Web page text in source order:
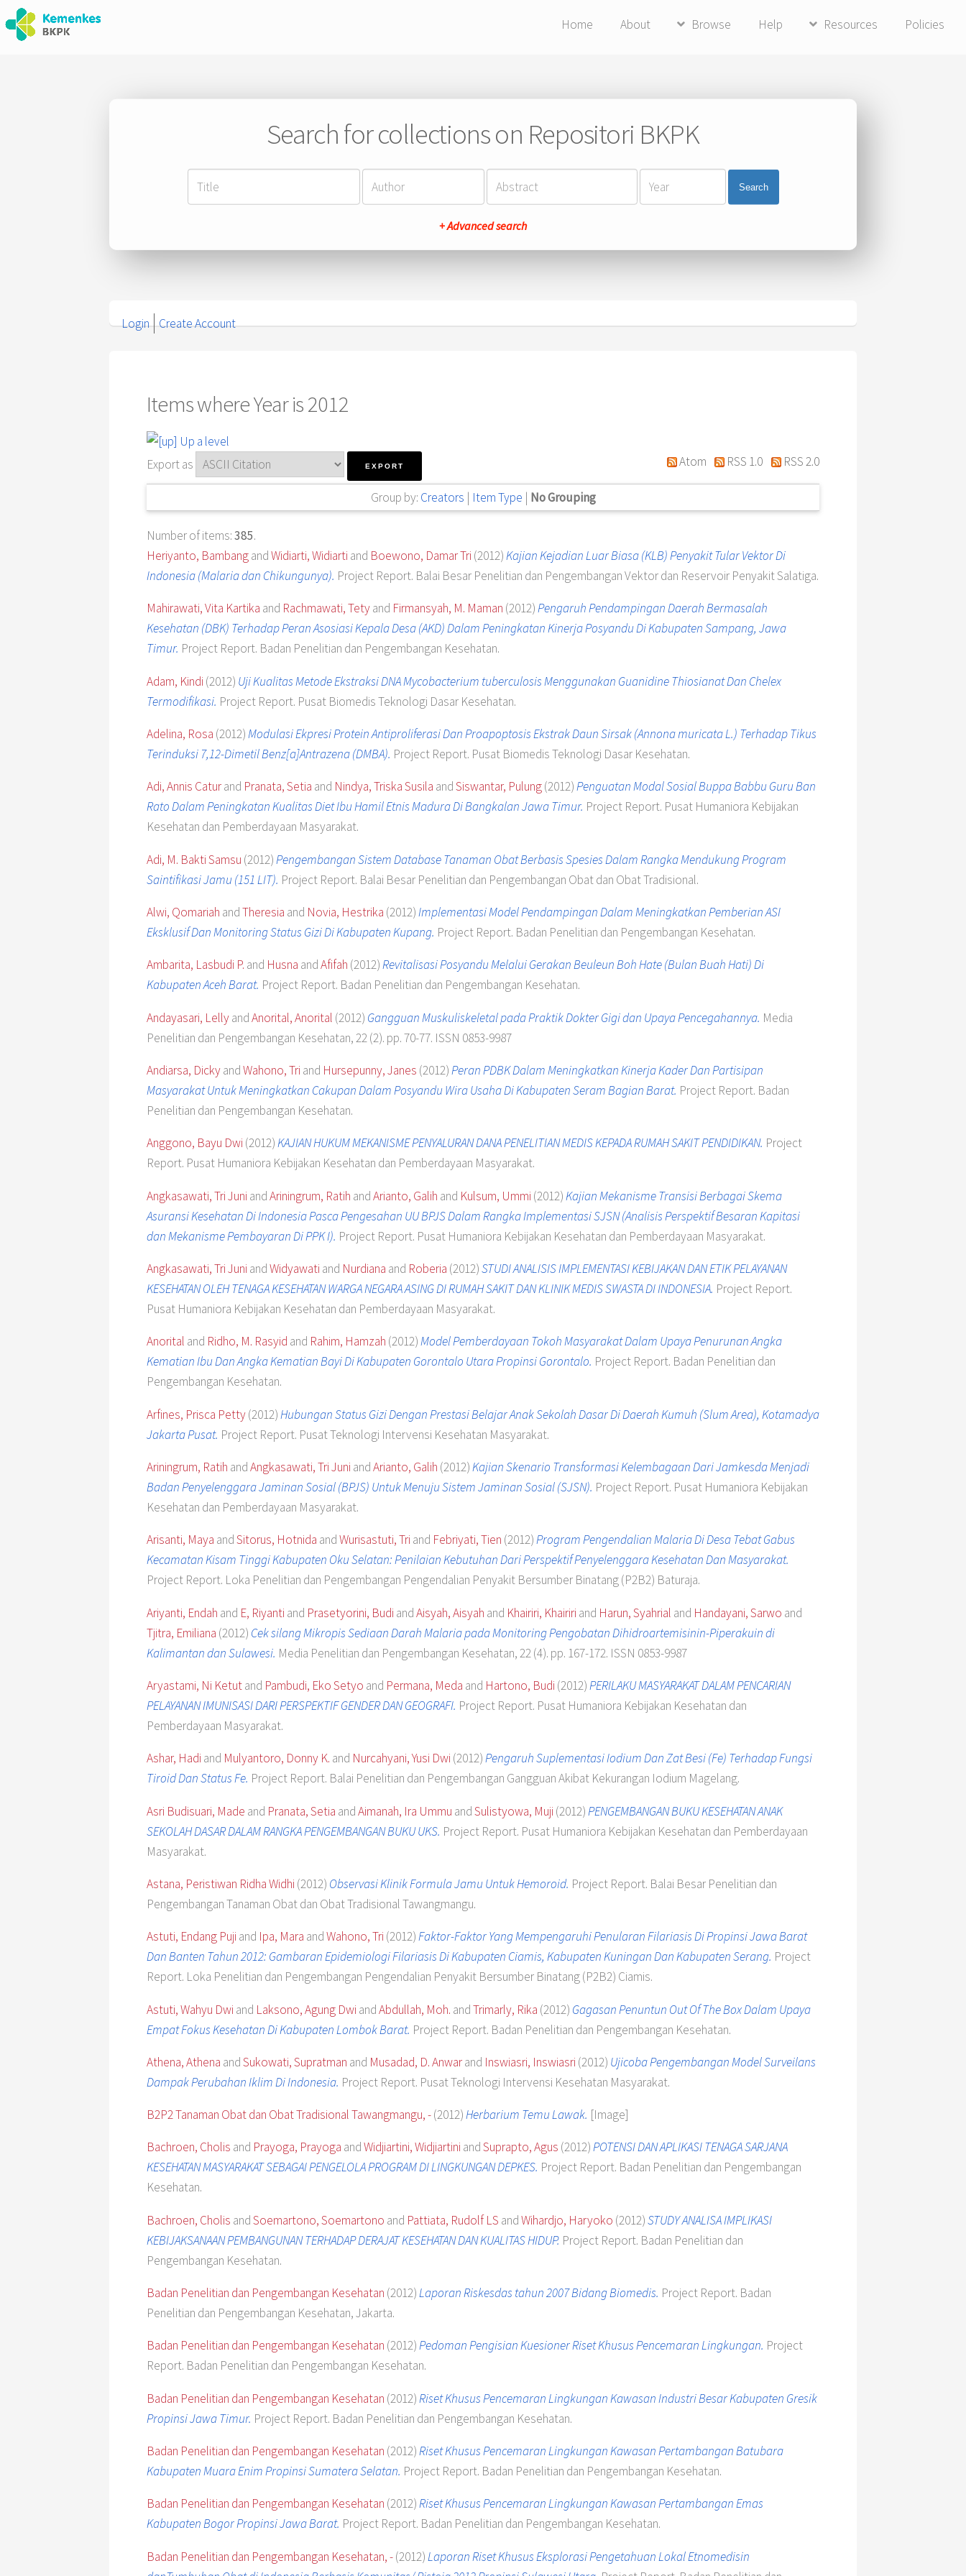
Home About Browse Help Resources Policies
Search for collections on Repositori BKPK
Search
+ Advanced search
Login Create Account
Items where Year is 2012
Up a level
Export as
Atom RSS 1.0 RSS 2.0
Group by: Creators | Item Type | No Grouping
Number of items:385.
Heriyanto, BambangandWidiarti, Widiarti and Boewono, Damar Tri (2012)Kajian Kejadian Luar Biasa (KLB) Penyakit Tular Vektor Di
Indonesia (Malaria dan Chikungunya). Project Report. Balai Besar Penelitian dan Pengembangan Vektor dan Reservoir Penyakit Salatiga.
Mahirawati, Vita Kartika and Rachmawati, Tetyand Firmansyah, M. Maman (2012)Pengaruh Pendampingan Daerah Bermasalah
Kesehatan (DBK) Terhadap Peran Asosiasi Kepala Desa (AKD) Dalam Peningkatan Kinerja Posyandu Di Kabupaten Sampang, Jawa
Timur. Project Report. Badan Penelitian dan Pengembangan Kesehatan.
Adam, Kindi (2012) Uji Kualitas Metode Ekstraksi DNA Mycobacterium tuberculosis Menggunakan Guanidine Thiosianat Dan Chelex
Termodifikasi. Project Report. Pusat Biomedis Teknologi Dasar Kesehatan.
Adelina, Rosa (2012)Modulasi Ekpresi Protein Antiproliferasi Dan Proapoptosis Ekstrak Daun Sirsak (Annona muricata L.) Terhadap Tikus
Terinduksi 7,12-Dimetil Benz[a]Antrazena (DMBA). Project Report. Pusat Biomedis Teknologi Dasar Kesehatan.
Adi, Annis Caturand Pranata, Setia and Nindya, Triska Susila andSiswantar, Pulung(2012)Penguatan Modal Sosial Buppa Babbu Guru Ban
Rato Dalam Peningkatan Kualitas Diet Ibu Hamil Etnis Madura Di Bangkalan Jawa Timur. Project Report. Pusat Humaniora Kebijakan
Kesehatan dan Pemberdayaan Masyarakat.
Adi, M. Bakti Samsu (2012)Pengembangan Sistem Database Tanaman Obat Berbasis Spesies Dalam Rangka Mendukung Program
Saintifikasi Jamu (151 LIT). Project Report. Balai Besar Penelitian dan Pengembangan Obat dan Obat Tradisional.
Alwi, Qomariah andTheresia and Novia, Hestrika (2012)Implementasi Model Pendampingan Dalam Meningkatkan Pemberian ASI
Eksklusif Dan Monitoring Status Gizi Di Kabupaten Kupang. Project Report. Badan Penelitian dan Pengembangan Kesehatan.
Ambarita, Lasbudi P. and Husna andAfifah (2012)Revitalisasi Posyandu Melalui Gerakan Beuleun Boh Hate (Bulan Buah Hati) Di
Kabupaten Aceh Barat. Project Report. Badan Penelitian dan Pengembangan Kesehatan.
Andayasari, LellyandAnorital, Anorital (2012) Gangguan Muskuliskeletal pada Praktik Dokter Gigi dan Upaya Pencegahannya. Media
Penelitian dan Pengembangan Kesehatan, 22 (2). pp. 70-77. ISSN 0853-9987
Andiarsa, DickyandWahono, Tri and Hursepunny, Janes (2012)Peran PDBK Dalam Meningkatkan Kinerja Kader Dan Partisipan
Masyarakat Untuk Meningkatkan Cakupan Dalam Posyandu Wira Usaha Di Kabupaten Seram Bagian Barat. Project Report. Badan
Penelitian dan Pengembangan Kesehatan.
Anggono, Bayu Dwi (2012)KAJIAN HUKUM MEKANISME PENYALURAN DANA PENELITIAN MEDIS KEPADA RUMAH SAKIT PENDIDIKAN. Project
Report. Pusat Humaniora Kebijakan Kesehatan dan Pemberdayaan Masyarakat.
Angkasawati, Tri Juni andAriningrum, Ratih andArianto, Galih and Kulsum, Ummi (2012)Kajian Mekanisme Transisi Berbagai Skema
Asuransi Kesehatan Di Indonesia Pasca Pengesahan UU BPJS Dalam Rangka Implementasi SJSN (Analisis Perspektif Besaran Kapitasi
dan Mekanisme Pembayaran Di PPK I). Project Report. Pusat Humaniora Kebijakan Kesehatan dan Pemberdayaan Masyarakat.
Angkasawati, Tri Juni andWidyawati and Nurdiana and Roberia (2012)STUDI ANALISIS IMPLEMENTASI KEBIJAKAN DAN ETIK PELAYANAN
KESEHATAN OLEH TENAGA KESEHATAN WARGA NEGARA ASING DI RUMAH SAKIT DAN KLINIK MEDIS SWASTA DI INDONESIA. Project Report.
Pusat Humaniora Kebijakan Kesehatan dan Pemberdayaan Masyarakat.
Anorital and Ridho, M. Rasyid and Rahim, Hamzah (2012)Model Pemberdayaan Tokoh Masyarakat Dalam Upaya Penurunan Angka
Kematian Ibu Dan Angka Kematian Bayi Di Kabupaten Gorontalo Utara Propinsi Gorontalo. Project Report. Badan Penelitian dan
Pengembangan Kesehatan.
Arfines, Prisca Petty(2012)Hubungan Status Gizi Dengan Prestasi Belajar Anak Sekolah Dasar Di Daerah Kumuh (Slum Area), Kotamadya
Jakarta Pusat. Project Report. Pusat Teknologi Intervensi Kesehatan Masyarakat.
Ariningrum, Ratih andAngkasawati, Tri Juni andArianto, Galih (2012)Kajian Skenario Transformasi Kelembagaan Dari Jamkesda Menjadi
Badan Penyelenggara Jaminan Sosial (BPJS) Untuk Menuju Sistem Jaminan Sosial (SJSN). Project Report. Pusat Humaniora Kebijakan
Kesehatan dan Pemberdayaan Masyarakat.
Arisanti, Maya andSitorus, Hotnida andWurisastuti, Tri and Febriyati, Tien (2012)Program Pengendalian Malaria Di Desa Tebat Gabus
Kecamatan Kisam Tinggi Kabupaten Oku Selatan: Penilaian Kebutuhan Dari Perspektif Penyelenggara Kesehatan Dan Masyarakat.
Project Report. Loka Penelitian dan Pengembangan Pengendalian Penyakit Bersumber Binatang (P2B2) Baturaja.
Ariyanti, Endah and E, Riyanti and Prasetyorini, Budi andAisyah, Aisyah and Khairiri, Khairiri and Harun, Syahrial and Handayani, Sarwo and
Tjitra, Emiliana (2012) Cek silang Mikropis Sediaan Darah Malaria pada Monitoring Pengobatan Dihidroartemisinin-Piperakuin di
Kalimantan dan Sulawesi. Media Penelitian dan Pengembangan Kesehatan, 22 (4). pp. 167-172. ISSN 0853-9987
Aryastami, Ni Ketutand Pambudi, Eko Setyo and Permana, Meda and Hartono, Budi (2012)PERILAKU MASYARAKAT DALAM PENCARIAN
PELAYANAN IMUNISASI DARI PERSPEKTIF GENDER DAN GEOGRAFI. Project Report. Pusat Humaniora Kebijakan Kesehatan dan
Pemberdayaan Masyarakat.
Ashar, Hadi and Mulyantoro, Donny K. and Nurcahyani, Yusi Dwi (2012)Pengaruh Suplementasi Iodium Dan Zat Besi (Fe) Terhadap Fungsi
Tiroid Dan Status Fe. Project Report. Balai Penelitian dan Pengembangan Gangguan Akibat Kekurangan Iodium Magelang.
Asri Budisuari, Made and Pranata, Setia andAimanah, Ira Ummu andSulistyowa, Muji (2012)PENGEMBANGAN BUKU KESEHATAN ANAK
SEKOLAH DASAR DALAM RANGKA PENGEMBANGAN BUKU UKS. Project Report. Pusat Humaniora Kebijakan Kesehatan dan Pemberdayaan
Masyarakat.
Astana, Peristiwan Ridha Widhi (2012) Observasi Klinik Formula Jamu Untuk Hemoroid. Project Report. Balai Besar Penelitian dan
Pengembangan Tanaman Obat dan Obat Tradisional Tawangmangu.
Astuti, Endang Puji and Ipa, Mara andWahono, Tri (2012)Faktor-Faktor Yang Mempengaruhi Penularan Filariasis Di Propinsi Jawa Barat
Dan Banten Tahun 2012: Gambaran Epidemiologi Filariasis Di Kabupaten Ciamis, Kabupaten Kuningan Dan Kabupaten Serang. Project
Report. Loka Penelitian dan Pengembangan Pengendalian Penyakit Bersumber Binatang (P2B2) Ciamis.
Astuti, Wahyu Dwi and Laksono, Agung Dwi andAbdullah, Moh. andTrimarly, Rika (2012) Gagasan Penuntun Out Of The Box Dalam Upaya
Empat Fokus Kesehatan Di Kabupaten Lombok Barat. Project Report. Badan Penelitian dan Pengembangan Kesehatan.
Athena, Athena andSukowati, Supratman and Musadad, D. Anwarand Inswiasri, Inswiasri (2012) Ujicoba Pengembangan Model Surveilans
Dampak Perubahan Iklim Di Indonesia. Project Report. Pusat Teknologi Intervensi Kesehatan Masyarakat.
B2P2 Tanaman Obat dan Obat Tradisional Tawangmangu, -(2012)Herbarium Temu Lawak. [Image]
Bachroen, Cholis and Prayoga, Prayoga andWidjiartini, Widjiartini andSuprapto, Agus (2012)POTENSI DAN APLIKASI TENAGA SARJANA
KESEHATAN MASYARAKAT SEBAGAI PENGELOLA PROGRAM DI LINGKUNGAN DEPKES. Project Report. Badan Penelitian dan Pengembangan
Kesehatan.
Bachroen, Cholis andSoemartono, Soemartono and Pattiata, Rudolf LS andWihardjo, Haryoko (2012)STUDY ANALISA IMPLIKASI
KEBIJAKSANAAN PEMBANGUNAN TERHADAP DERAJAT KESEHATAN DAN KUALITAS HIDUP. Project Report. Badan Penelitian dan
Pengembangan Kesehatan.
Badan Penelitian dan Pengembangan Kesehatan (2012)Laporan Riskesdas tahun 2007 Bidang Biomedis. Project Report. Badan
Penelitian dan Pengembangan Kesehatan, Jakarta.
Badan Penelitian dan Pengembangan Kesehatan (2012)Pedoman Pengisian Kuesioner Riset Khusus Pencemaran Lingkungan. Project
Report. Badan Penelitian dan Pengembangan Kesehatan.
Badan Penelitian dan Pengembangan Kesehatan (2012)Riset Khusus Pencemaran Lingkungan Kawasan Industri Besar Kabupaten Gresik
Propinsi Jawa Timur. Project Report. Badan Penelitian dan Pengembangan Kesehatan.
Badan Penelitian dan Pengembangan Kesehatan (2012)Riset Khusus Pencemaran Lingkungan Kawasan Pertambangan Batubara
Kabupaten Muara Enim Propinsi Sumatera Selatan. Project Report. Badan Penelitian dan Pengembangan Kesehatan.
Badan Penelitian dan Pengembangan Kesehatan (2012)Riset Khusus Pencemaran Lingkungan Kawasan Pertambangan Emas
Kabupaten Bogor Propinsi Jawa Barat. Project Report. Badan Penelitian dan Pengembangan Kesehatan.
Badan Penelitian dan Pengembangan Kesehatan, -(2012)Laporan Riset Khusus Eksplorasi Pengetahuan Lokal Etnomedisin